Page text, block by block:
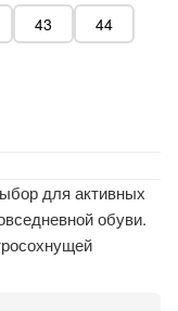
43
44
для активных
обуви.
которая